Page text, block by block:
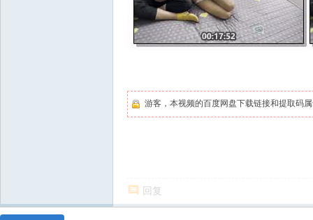
游客，本视频的百度网盘下载链接和提取码
回复